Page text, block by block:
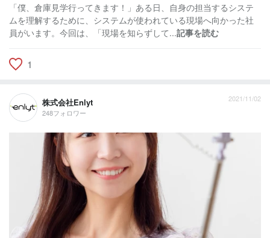
「僕、倉庫見学行ってきます！」ある日、自身の担当するシステ
ムを理解するために、システムが使われている現場へ向かった社
員がいます。今回は、「現場を知らずして...記事を読む
1
株式会社Enlyt
248フォロワー
2021/11/02